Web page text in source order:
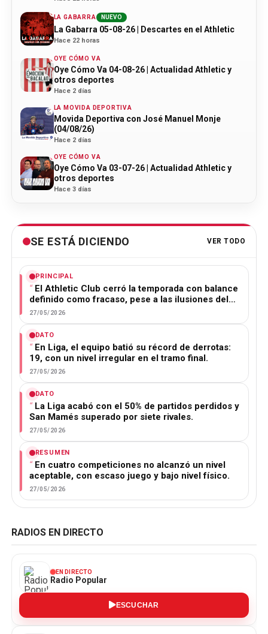
LA GABARRA NUEVO
La Gabarra 05-08-26 | Descartes en el Athletic
Hace 22 horas
OYE CÓMO VA
Oye Cómo Va 04-08-26 | Actualidad Athletic y
otros deportes
Hace 2 días
LA MOVIDA DEPORTIVA
Movida Deportiva con José Manuel Monje
(04/08/26)
Hace 2 días
OYE CÓMO VA
Oye Cómo Va 03-07-26 | Actualidad Athletic y
otros deportes
Hace 3 días
SE ESTÁ DICIENDO VER TODO
PRINCIPAL
El Athletic Club cerró la temporada con balance
definido como fracaso, pese a las ilusiones del…
27/05/2026
DATO
En Liga, el equipo batió su récord de derrotas:
19, con un nivel irregular en el tramo final.
27/05/2026
DATO
La Liga acabó con el 50% de partidos perdidos y
San Mamés superado por siete rivales.
27/05/2026
RESUMEN
En cuatro competiciones no alcanzó un nivel
aceptable, con escaso juego y bajo nivel físico.
27/05/2026
RADIOS EN DIRECTO
EN DIRECTO
Radio Popular
ESCUCHAR